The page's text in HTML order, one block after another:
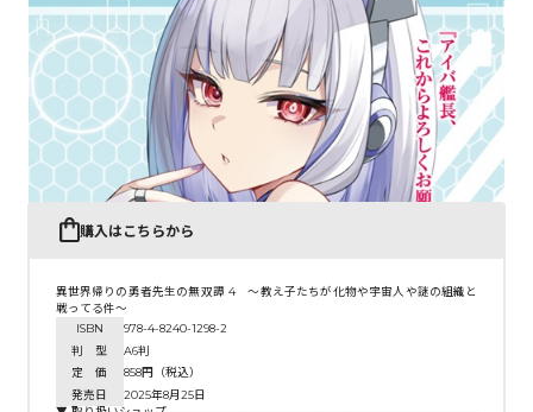
購入はこちらから
異世界帰りの勇者先生の無双譚 4 ～教え子たちが化物や宇宙人や謎の組織と
戦ってる件～
ISBN
978-4-8240-1298-2
判 型
A6判
定 価
858円（税込）
発売日
2025年8月25日